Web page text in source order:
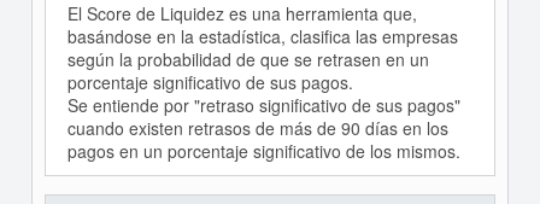
El Score de Liquidez es una herramienta que,
basándose en la estadística, clasifica las empresas
según la probabilidad de que se retrasen en un
porcentaje significativo de sus pagos.
Se entiende por "retraso significativo de sus pagos"
cuando existen retrasos de más de 90 días en los
pagos en un porcentaje significativo de los mismos.